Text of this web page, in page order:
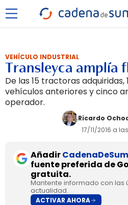
VEHÍCULO INDUSTRIAL
Transleyca amplía
De las 15 tractoras adquiridas,
vehículos anteriores y cinco
operador.
Ricardo
17/11/2016 a
Añadir
fuente preferida de
gratuita.
Mantente informado con las
actualidad.
ACTIVAR AHORA